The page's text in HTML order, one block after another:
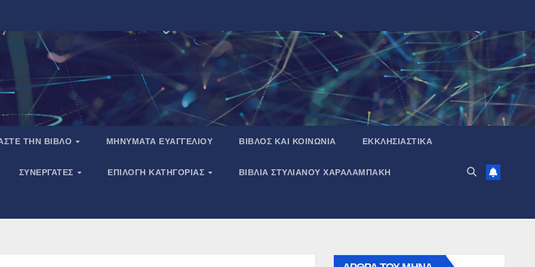
ΤΗΝ ΒΙΒΛΟ ΜΗΝΥΜΑΤΑ ΕΥΑΓΓΕΛΙΟΥ ΒΙΒΛΟΣ ΚΑΙ ΚΟΙΝΩΝΙΑ ΕΚΚΛΗΣΙΑΣΤΙΚΑ
ΣΥΝΕΡΓΑΤΕΣ ΕΠΙΛΟΓΗ ΚΑΤΗΓΟΡΙΑΣ ΒΙΒΛΙΑ ΣΤΥΛΙΑΝΟΥ ΧΑΡΑΛΑΜΠΑΚΗ